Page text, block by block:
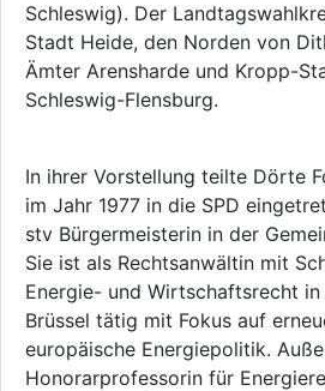
Schleswig). Der
Stadt Heide, den Norden von
Ämter Arensharde und Kropp-
Schleswig-Flensburg.
In ihrer Vorstellung teilte Dörte
im Jahr 1977 in die SPD
stv Bürgermeisterin in der
Sie ist als Rechtsanwältin mit
Energie- und Wirtschaftsrecht
Brüssel tätig mit Fokus auf
europäische Energiepolitik.
Honorarprofessorin für